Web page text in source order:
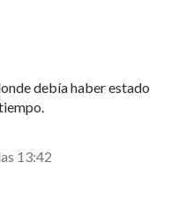
debía haber estado
13:42